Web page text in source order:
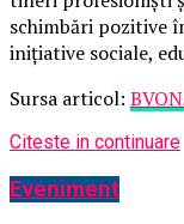
schimbări pozitive
inițiative sociale,
Sursa articol:
Citeste in continuare
Eveniment